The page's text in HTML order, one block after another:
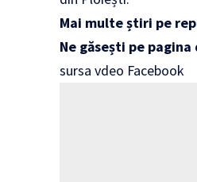
Mai multe știri pe
Ne găsești pe pagina
sursa vdeo Facebook